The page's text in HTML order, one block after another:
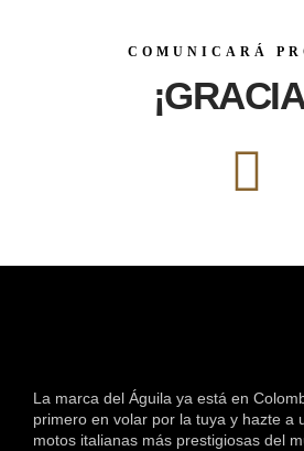
COMUNICARÁ
La marca del Águila ya está en
primero en volar por la tuya y hazte a
motos italianas más prestigiosas del